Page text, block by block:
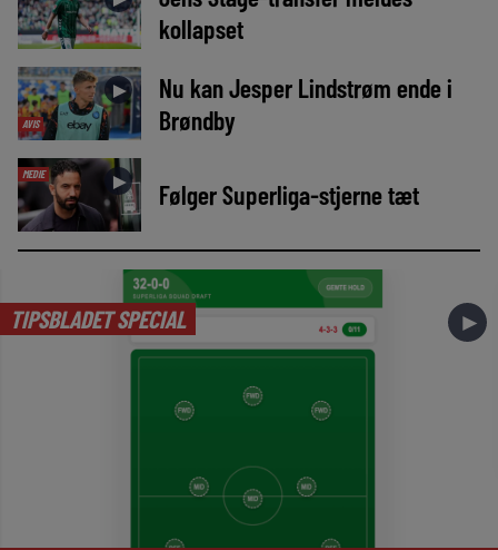
kollapset
AVIS
►
Nu kan Jesper Lindstrøm ende i
Brøndby
MEDIE ► Følger Superliga-stjerne tæt
TIPSBLADET SPECIAL ►